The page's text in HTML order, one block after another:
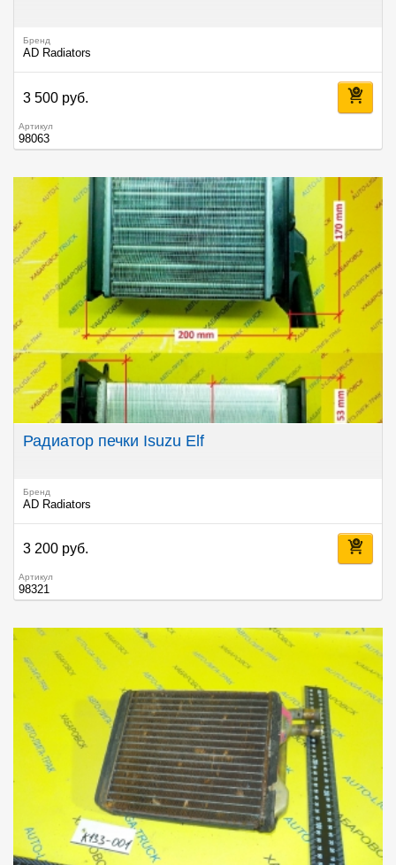
Бренд
AD Radiators
3 500 руб.
Артикул
98063
Радиатор печки Isuzu Elf
Бренд
AD Radiators
3 200 руб.
Артикул
98321